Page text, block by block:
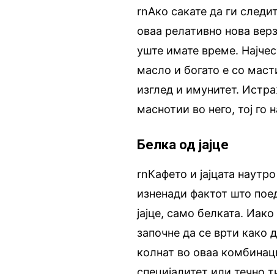
rnАко сакате да ги
оваа релативно нова
уште имате време.
масло и богато е со
изглед и имунитет.
маснотии во него, тој го
Белка од јајце
rnКафето и јајцата
изненади фактот што
јајце, само белката.
започне да се врти како
колнат во оваа